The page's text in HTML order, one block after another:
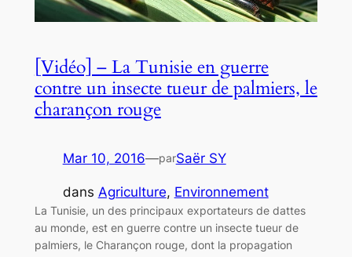
[Vidéo] – La Tunisie en guerre
contre un insecte tueur de palmiers, le
charançon rouge
Mar 10, 2016—parSaër SY
dans Agriculture, Environnement
La Tunisie, un des principaux exportateurs de dattes
au monde, est en guerre contre un insecte tueur de
palmiers, le Charançon rouge, dont la propagation